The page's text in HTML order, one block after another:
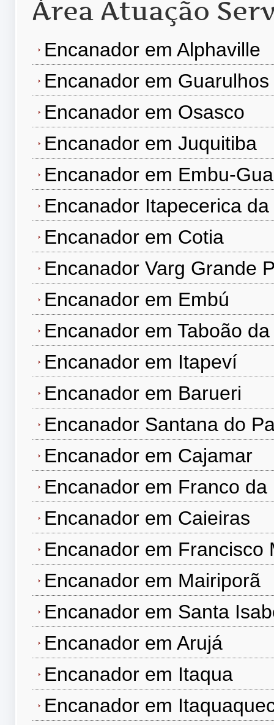
Área Atuação
Encanador em Alphaville
Encanador em Guarulhos
Encanador em Osasco
Encanador em Juquitiba
Encanador em Embu-
Encanador Itapecerica
Encanador em Cotia
Encanador Varg Grande
Encanador em Embú
Encanador em Taboão
Encanador em Itapeví
Encanador em Barueri
Encanador Santana do
Encanador em Cajamar
Encanador em Franco da
Encanador em Caieiras
Encanador em Francisco
Encanador em Mairiporã
Encanador em Santa
Encanador em Arujá
Encanador em Itaqua
Encanador em